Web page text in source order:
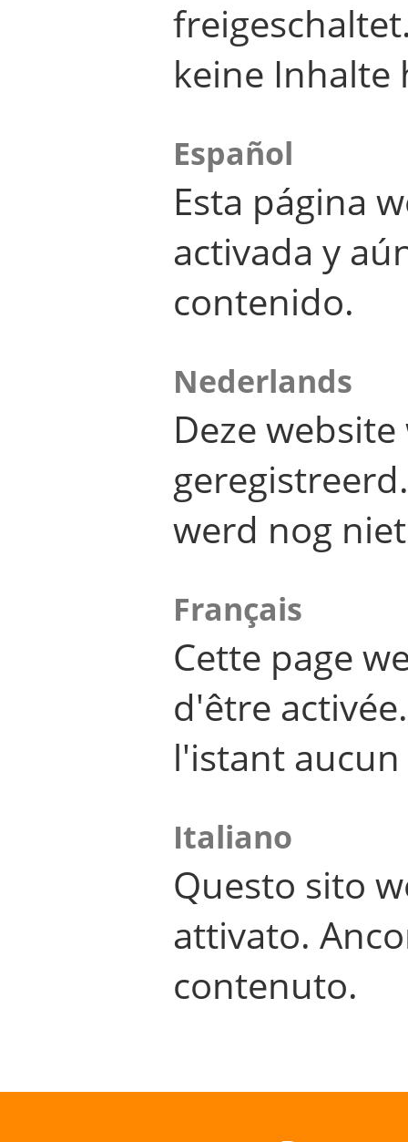
keine Inhalte
Español
Esta página
activada y
contenido.
Nederlands
Deze
werd nog
Français
Cette page
d'être
l'istant
Italiano
Questo sito
attivato.
contenuto.